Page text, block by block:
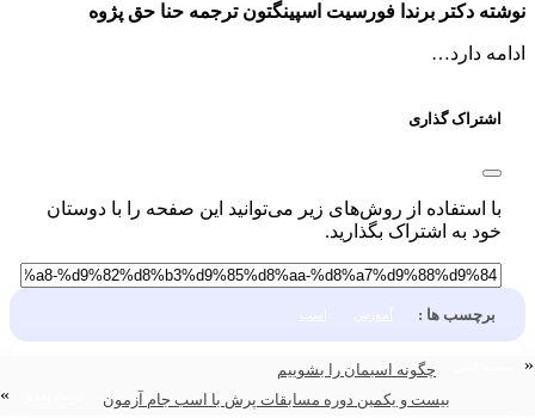
دکتر برندا فورسیت اسپینگتون ترجمه حنا حق پژوه
دارد…
اشتراک گذاری
با استفاده از روش‌های زیر می‌توانید این صفحه را با دوستان
خود به اشتراک بگذارید.
برچسب ها :
چگونه اسبمان را بشوییم
بیست و یکمین دوره مسابقات پرش با اسب جام آزمون